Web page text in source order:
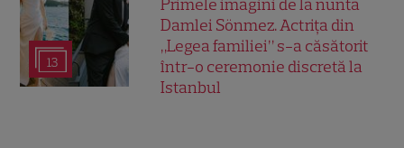
13
Primele imagini de la nunta
Damlei Sönmez. Actrița din
„Legea familiei” s-a căsătorit
într-o ceremonie discretă la
Istanbul